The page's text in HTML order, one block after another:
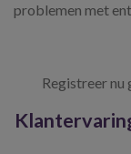
problemen met
Registreer